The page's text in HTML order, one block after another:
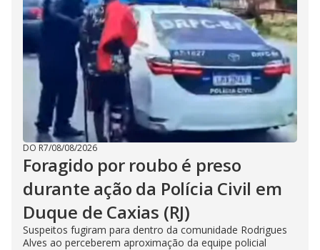
DO R7/08/08/2026
Foragido por roubo é preso
durante ação da Polícia Civil em
Duque de Caxias (RJ)
Suspeitos fugiram para dentro da comunidade Rodrigues
Alves ao perceberem aproximação da equipe policial